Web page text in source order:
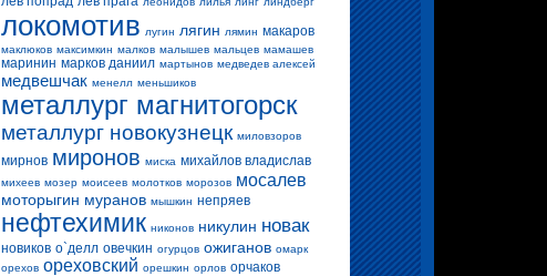
локомотив лугин лягин лямин макаров
маклюков максимкин малков малышев мальцев мамашев
маринин марков даниил мартынов медведев алексей
медвешчак менелл меньшиков
металлург магнитогорск
металлург новокузнецк миловзоров
мирнов миронов миска михайлов владислав
михеев мозер моисеев молотков морозов мосалев
моторыгин муранов мышкин непряев
нефтехимик никонов никулин новак
новиков о`делл овечкин огурцов ожиганов омарк
орехов ореховский орешкин орлов орчаков